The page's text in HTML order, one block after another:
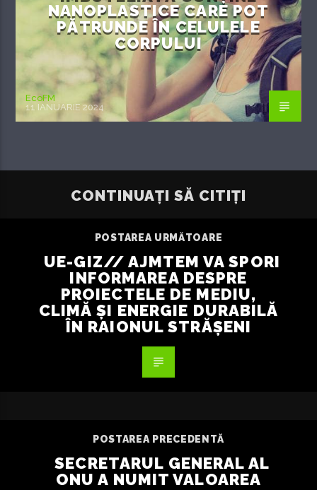
NANOPLASTICE CARE POT
PĂTRUNDE ÎN CELULELE
CORPULUI
EcoFM
11 IANUARIE 2024
CONTINUAȚI SĂ CITIȚI
POSTAREA URMĂTOARE
UE-GIZ// AJMTEM VA SPORI
INFORMAREA DESPRE
PROIECTELE DE MEDIU,
CLIMĂ ŞI ENERGIE DURABILĂ
ÎN RAIONUL STRĂȘENI
POSTAREA PRECEDENTĂ
SECRETARUL GENERAL AL
ONU A NUMIT VALOAREA